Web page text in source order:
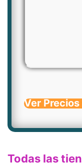
Ver
Todas las